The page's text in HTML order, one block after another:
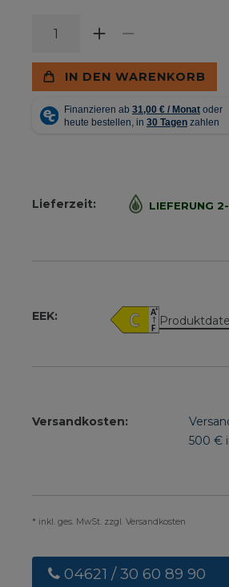
IN DEN WARENKORB
Lieferzeit: LIEFERUNG
EEK:
Versandkosten:
500 €
* inkl. ges. MwSt. zzgl. Versandkosten
04621 / 30 60 89 90